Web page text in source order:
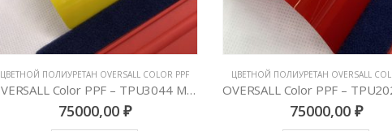
ЦВЕТНОЙ ПОЛИУРЕТАН OVERSALL COLOR PPF
OVERSALL Color PPF – TPU2023 Magic Flame Gold Red
75000,00 ₽
ЦВЕТНОЙ ПОЛИУРЕТАН OVERSALL
75000,00 ₽